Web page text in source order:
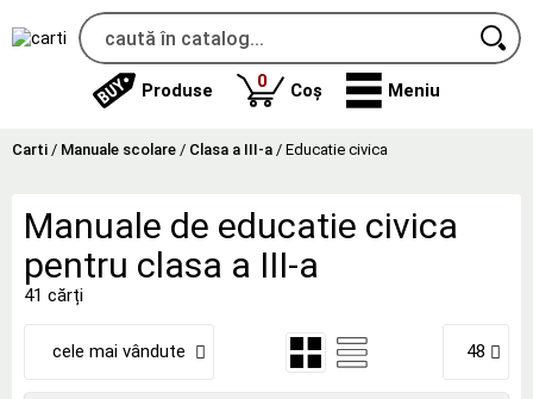
Produse 0produse
Coș Meniu
Carti / Manuale scolare / Clasa a III-a / Educatie civica
Manuale de educatie civica
pentru clasa a III-a
41 cărți
cele mai vândute 48